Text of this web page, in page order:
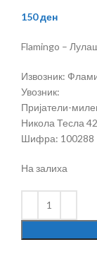
150ден
Flamingo –
Извозник:
Увозник:
Пријатели-
Никола Тесла
Шифра: 100288
На залиха